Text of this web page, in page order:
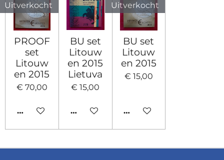
Uitverkocht
PROOF
set
Litouw
en 2015
€ 70,00
HOUD MIJ OP DE HOOGTE
BU set
Litouw
en 2015
Lietuva
€ 15,00
IN WINKELWAGEN
Uitverkocht
BU set
Litouw
en 2015
€ 15,00
HOUD MIJ OP DE